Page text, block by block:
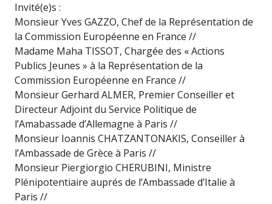
Invité(e)s :
Monsieur Yves GAZZO, Chef de la Représentation de
la Commission Européenne en France //
Madame Maha TISSOT, Chargée des « Actions
Publics Jeunes » à la Représentation de la
Commission Européenne en France //
Monsieur Gerhard ALMER, Premier Conseiller et
Directeur Adjoint du Service Politique de
l’Amabassade d’Allemagne à Paris //
Monsieur Ioannis CHATZANTONAKIS, Conseiller à
l’Ambassade de Grèce à Paris //
Monsieur Piergiorgio CHERUBINI, Ministre
Plénipotentiaire auprés de l’Ambassade d’Italie à
Paris //